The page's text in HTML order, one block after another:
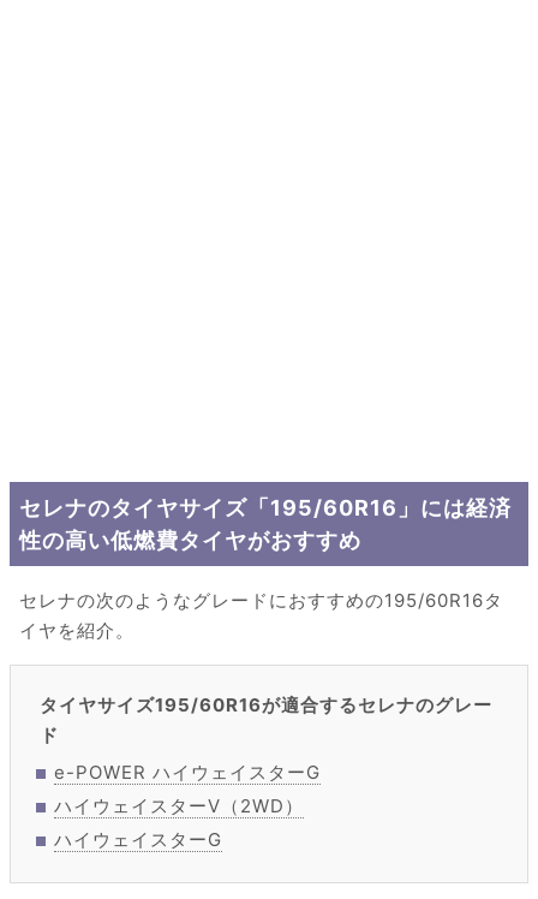
セレナのタイヤサイズ「195/60R16」には経済
性の高い低燃費タイヤがおすすめ
セレナの次のようなグレードにおすすめの195/60R16タ
イヤを紹介。
タイヤサイズ195/60R16が適合するセレナのグレー
ド
e-POWER ハイウェイスターG
ハイウェイスターV（2WD）
ハイウェイスターG